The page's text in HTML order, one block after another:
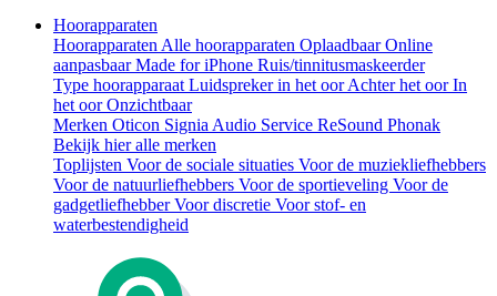
Hoorapparaten
Hoorapparaten Alle hoorapparaten OplaadbaarOnline
aanpasbaarMade for iPhone Ruis/tinnitusmaskeerder
Type hoorapparaat Luidspreker in het oorAchter het oorIn
het oorOnzichtbaar
Merken Oticon Signia Audio Service ReSound Phonak
Bekijk hier alle merken
Toplijsten Voor de sociale situaties Voor de muziekliefhebbers
Voor de natuurliefhebbers Voor de sportieveling Voor de
gadgetliefhebberVoor discretie Voor stof- en
waterbestendigheid